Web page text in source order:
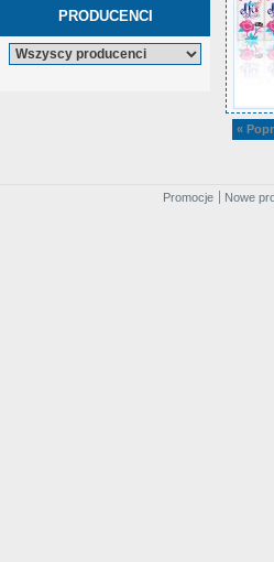
PRODUCENCI
«
Promocje Nowe